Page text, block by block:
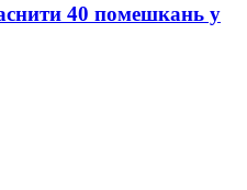
40 помешкань у